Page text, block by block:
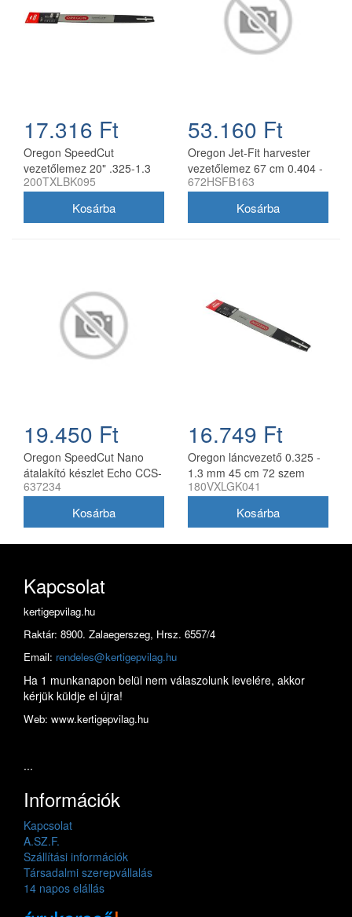
17.316 Ft
Oregon SpeedCut
vezetőlemez 20" .325-1.3
mm 78 szem Husqvarna
200TXLBK095
53.160 Ft
Oregon Jet-Fit harvester
vezetőlemez 67 cm 0.404 -
2.0 mm
672HSFB163
19.450 Ft
Oregon SpeedCut Nano
átalakító készlet Echo CCS-
58V láncfűrészhez 40 cm
637234
16.749 Ft
Oregon láncvezető 0.325 -
1.3 mm 45 cm 72 szem
Husqvarna fűrészekhez
180VXLGK041
Kapcsolat
kertigepvilag.hu
Raktár: 8900. Zalaegerszeg, Hrsz. 6557/4
Email: rendeles@kertigepvilag.hu
Ha 1 munkanapon belül nem válaszolunk levelére, akkor
kérjük küldje el újra!
Web: www.kertigepvilag.hu
...
Információk
Kapcsolat
A.SZ.F.
Szállítási információk
Társadalmi szerepvállalás
14 napos elállás